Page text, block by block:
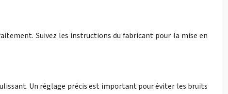
Suivez les instructions du fabricant pour la mise en
Un réglage précis est important pour éviter les bruits